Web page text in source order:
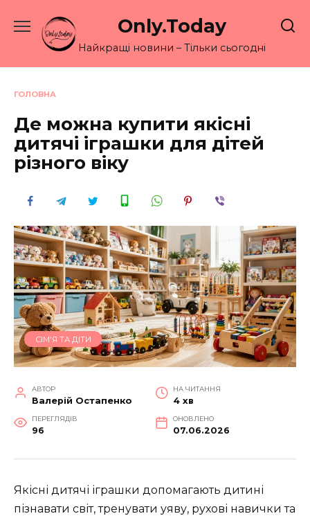
до
Only.Today
Найкращі новини – Тільки сьогодні
ГОЛОВНА
Де можна купити якісні
дитячі іграшки для дітей
різного віку
СІМ'Я ТА ДІТИ
АВТОР
Валерій Остапенко
НА ЧИТАННЯ
4 хв
ПЕРЕГЛЯДІВ
96
ОНОВЛЕНО
07.06.2026
Якісні дитячі іграшки допомагають дитині
пізнавати світ, тренувати уяву, рухові навички та